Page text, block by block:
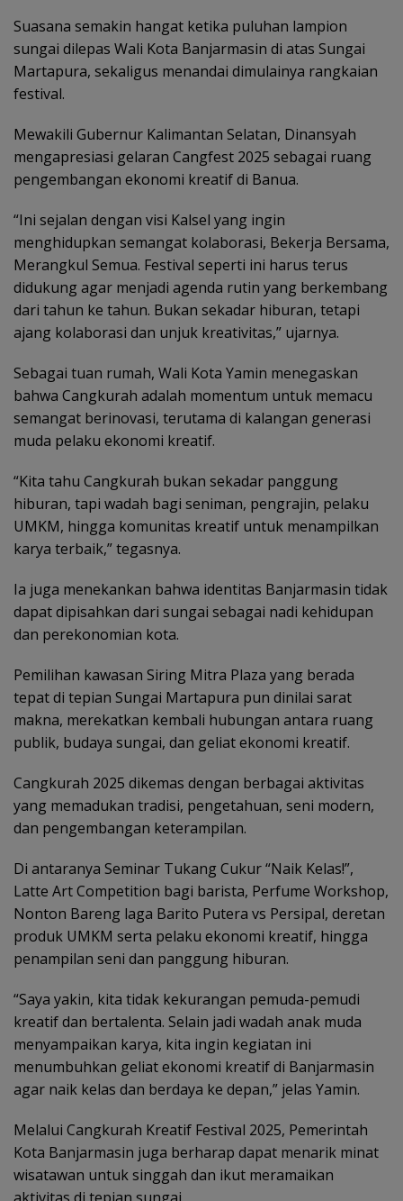
Suasana semakin hangat ketika puluhan lampion
sungai dilepas Wali Kota Banjarmasin di atas Sungai
Martapura, sekaligus menandai dimulainya rangkaian
festival.
Mewakili Gubernur Kalimantan Selatan, Dinansyah
mengapresiasi gelaran Cangfest 2025 sebagai ruang
pengembangan ekonomi kreatif di Banua.
“Ini sejalan dengan visi Kalsel yang ingin
menghidupkan semangat kolaborasi, Bekerja Bersama,
Merangkul Semua. Festival seperti ini harus terus
didukung agar menjadi agenda rutin yang berkembang
dari tahun ke tahun. Bukan sekadar hiburan, tetapi
ajang kolaborasi dan unjuk kreativitas,” ujarnya.
Sebagai tuan rumah, Wali Kota Yamin menegaskan
bahwa Cangkurah adalah momentum untuk memacu
semangat berinovasi, terutama di kalangan generasi
muda pelaku ekonomi kreatif.
“Kita tahu Cangkurah bukan sekadar panggung
hiburan, tapi wadah bagi seniman, pengrajin, pelaku
UMKM, hingga komunitas kreatif untuk menampilkan
karya terbaik,” tegasnya.
Ia juga menekankan bahwa identitas Banjarmasin tidak
dapat dipisahkan dari sungai sebagai nadi kehidupan
dan perekonomian kota.
Pemilihan kawasan Siring Mitra Plaza yang berada
tepat di tepian Sungai Martapura pun dinilai sarat
makna, merekatkan kembali hubungan antara ruang
publik, budaya sungai, dan geliat ekonomi kreatif.
Cangkurah 2025 dikemas dengan berbagai aktivitas
yang memadukan tradisi, pengetahuan, seni modern,
dan pengembangan keterampilan.
Di antaranya Seminar Tukang Cukur “Naik Kelas!”,
Latte Art Competition bagi barista, Perfume Workshop,
Nonton Bareng laga Barito Putera vs Persipal, deretan
produk UMKM serta pelaku ekonomi kreatif, hingga
penampilan seni dan panggung hiburan.
“Saya yakin, kita tidak kekurangan pemuda-pemudi
kreatif dan bertalenta. Selain jadi wadah anak muda
menyampaikan karya, kita ingin kegiatan ini
menumbuhkan geliat ekonomi kreatif di Banjarmasin
agar naik kelas dan berdaya ke depan,” jelas Yamin.
Melalui Cangkurah Kreatif Festival 2025, Pemerintah
Kota Banjarmasin juga berharap dapat menarik minat
wisatawan untuk singgah dan ikut meramaikan